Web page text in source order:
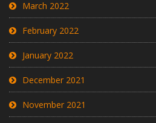
March 2022
February 2022
January 2022
December 2021
November 2021